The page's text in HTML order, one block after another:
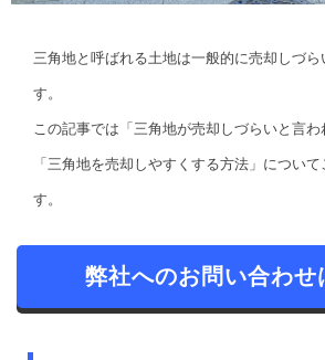
三角地と呼ばれる土地は一般的に売却しづら
す。
この記事では「三角地が売却しづらいと言わ
「三角地を売却しやすくする方法」につい
す。
弊社へのお問い合わせ